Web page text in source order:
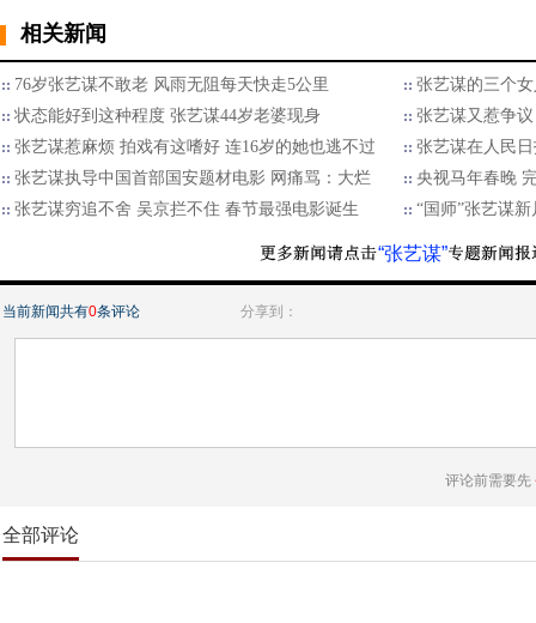
相关新闻
76岁张艺谋不敢老 风雨无阻每天快走5公里
张艺谋的三个
状态能好到这种程度 张艺谋44岁老婆现身
张艺谋又惹争
张艺谋惹麻烦 拍戏有这嗜好 连16岁的她也逃不过
张艺谋在人民
张艺谋执导中国首部国安题材电影 网痛骂：大烂
央视马年春晚
张艺谋穷追不舍 吴京拦不住 春节最强电影诞生
“国师”张艺谋
“张艺谋”
当前新闻共有0条评论 分享到：
评论前需要先
全部评论